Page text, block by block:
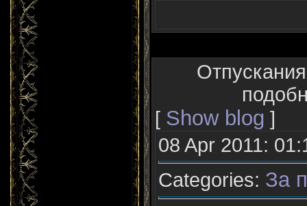
[ Show blog ]
08 Apr 2011:
Categories: За